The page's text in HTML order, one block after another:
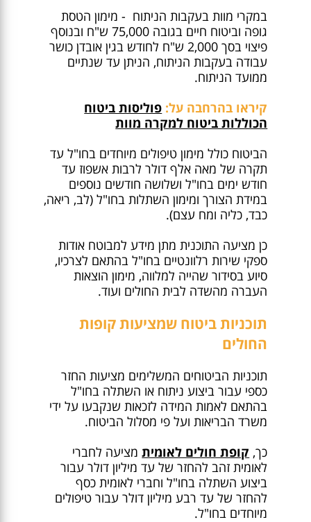
במקרי מוות בעקבות הניתוח - מימון הטסת
גופה וביטוח חיים בגובה 75,000 ש"ח ובנוסף
פיצוי בסך 2,000 ש"ח לחודש בגין אובדן כושר
עבודה בעקבות הניתוח, הניתן עד שנתיים
ממועד הניתוח.
קיראו בהרחבה על: פוליסות ביטוח
הכוללות ביטוח למקרה מוות
הביטוח כולל מימון טיפולים מיוחדים בחו"ל עד
תקרה של מאה אלף דולר לרבות אשפוז עד
חודש ימים בחו"ל ושלושה חודשים נוספים
במידת הצורך ומימון השתלות בחו"ל (לב, ריאה,
כבד, כליה ומח עצם).
כן מציעה התוכנית מתן מידע למבוטח אודות
ספקי שירות רלוונטיים בחו"ל בהתאם לצרכיו,
סיוע בסידור שהייה למלווה, מימון הוצאות
העברה מהשדה לבית החולים ועוד.
תוכניות ביטוח שמציעות קופות
החולים
תוכניות הביטוחים המשלימים מציעות החזר
כספי עבור ביצוע ניתוח או השתלה בחו"ל
בהתאם לאמות המידה לזכאות שנקבעו על ידי
משרד הבריאות ועל פי מסלול הביטוח.
כך, קופת חולים לאומיתמציעה לחברי
לאומית זהב להחזר של עד מיליון דולר עבור
ביצוע השתלה בחו"ל וחברי לאומית כסף
להחזר של עד רבע מיליון דולר עבור טיפולים
מיוחדים בחו"ל.